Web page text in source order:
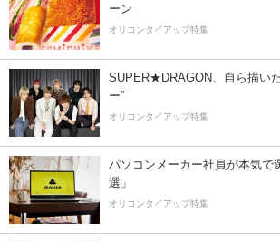
ーン
オリコンタイアップ特集
SUPER★DRAGON、自ら描い
ー”
オリコンタイアップ特集
パソコンメーカー社員が本気で
選」
オリコンタイアップ特集